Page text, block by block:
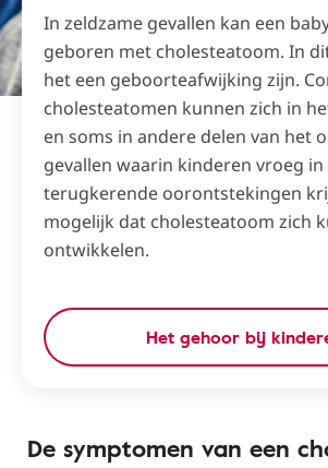
In zeldzame gevallen kan een
geboren met cholesteatoom. In
het een geboorteafwijking zijn.
cholesteatomen kunnen zich in
en soms in andere delen van het
gevallen waarin kinderen vroeg in
terugkerende oorontstekingen
mogelijk dat cholesteatoom zich
ontwikkelen.
Het gehoor bij
De symptomen van een